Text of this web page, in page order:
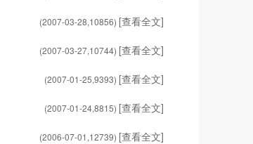
(2007-03-28,10856) [查看全文]
(2007-03-27,10744) [查看全文]
(2007-01-25,9393) [查看全文]
(2007-01-24,8815) [查看全文]
(2006-07-01,12739) [查看全文]